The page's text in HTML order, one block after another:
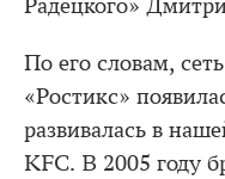
Радецкого»
По его словам,
«Ростикс»
развивалась в
KFC. В 2005 году